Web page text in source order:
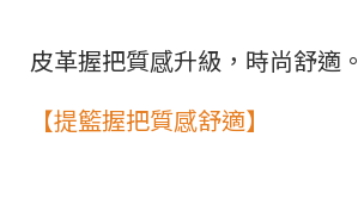
皮革握把質感升級，時尚舒適。
【提籃握把質感舒適】